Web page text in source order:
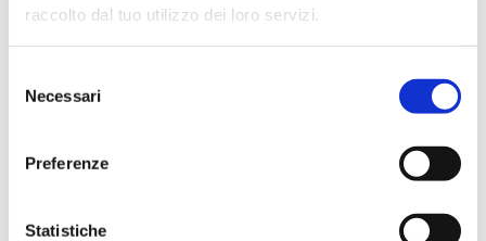
raccolto dal tuo utilizzo dei loro servizi.
delNecessari
Preferenze
Statistiche
Durante la presentazione, arricchita da un contributo
anteprima assoluta
: il video-racconto
dell'imponente installazione, dalla sua genesi all’impatto
dell’Esposizione Universale di Dubai.
è un’opera emozionante e unica nel